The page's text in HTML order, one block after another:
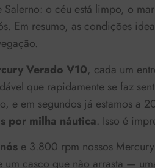
o céu está limpo, o
Em resumo, as condições
Verado V10, cada um
que rapidamente se faz
e em segundos já estamos
por milha náutica. Isso é
e 3.800 rpm nossos
um casco que não arrasta —